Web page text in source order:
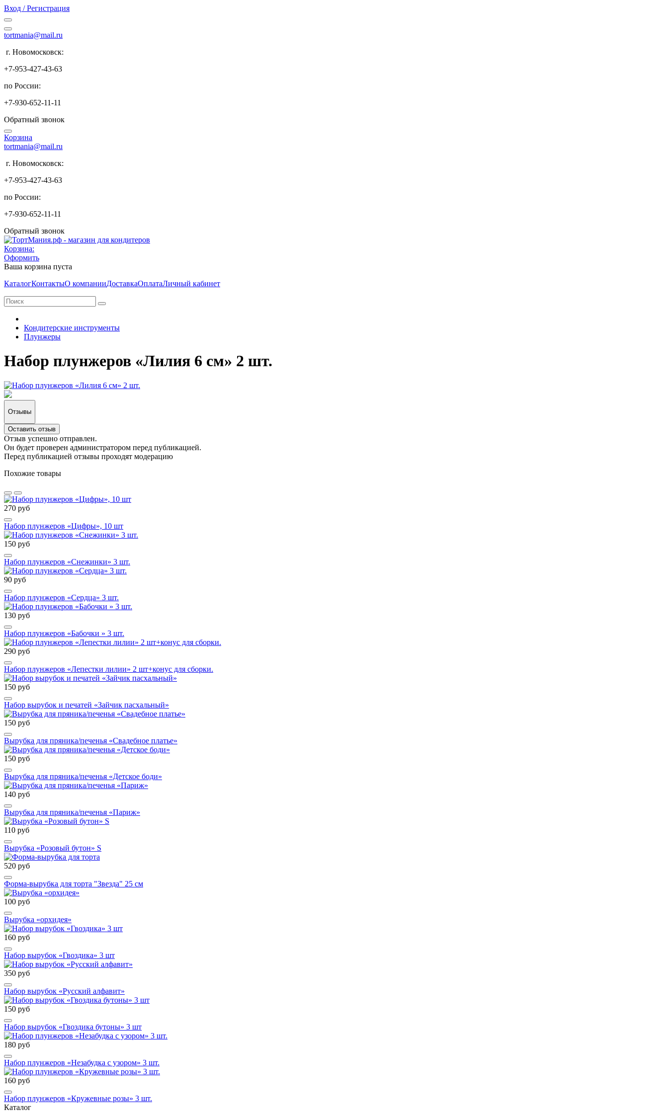
Вход / Регистрация
tortmania@mail.ru
г. Новомосковск:
+7-953-427-43-63
по России:
+7-930-652-11-11
Обратный звонок
Корзина
tortmania@mail.ru
г. Новомосковск:
+7-953-427-43-63
по России:
+7-930-652-11-11
Обратный звонок
Корзина:
Оформить
Ваша корзина пуста
КаталогКонтактыО компанииДоставкаОплатаЛичный кабинет
Кондитерские инструменты
Плунжеры
Набор плунжеров «Лилия 6 см» 2 шт.
Отзывы
Оставить отзыв
Отзыв успешно отправлен.
Он будет проверен администратором перед публикацией.
Перед публикацией отзывы проходят модерацию
Похожие товары
270 руб
Набор плунжеров «Цифры», 10 шт
150 руб
Набор плунжеров «Снежинки» 3 шт.
90 руб
Набор плунжеров «Сердца» 3 шт.
130 руб
Набор плунжеров «Бабочки » 3 шт.
290 руб
Набор плунжеров «Лепестки лилии» 2 шт+конус для сборки.
150 руб
Набор вырубок и печатей «Зайчик пасхальный»
150 руб
Вырубка для пряника/печенья «Свадебное платье»
150 руб
Вырубка для пряника/печенья «Детское боди»
140 руб
Вырубка для пряника/печенья «Париж»
110 руб
Вырубка «Розовый бутон» S
520 руб
Форма-вырубка для торта "Звезда" 25 см
100 руб
Вырубка «орхидея»
160 руб
Набор вырубок «Гвоздика» 3 шт
350 руб
Набор вырубок «Русский алфавит»
150 руб
Набор вырубок «Гвоздика бутоны» 3 шт
180 руб
Набор плунжеров «Незабудка с узором» 3 шт.
160 руб
Набор плунжеров «Кружевные розы» 3 шт.
Каталог